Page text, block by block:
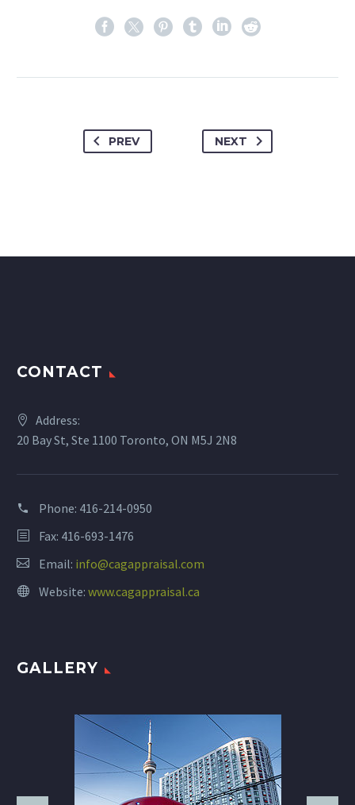
PREV NEXT
CONTACT
Address:
20 Bay St, Ste 1100 Toronto, ON M5J 2N8
Phone: 416-214-0950
Fax: 416-693-1476
Email: info@cagappraisal.com
Website: www.cagappraisal.ca
GALLERY